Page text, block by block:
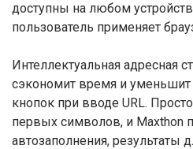
доступны на любом
пользователь применяет
Интеллектуальная адресная
сэкономит время и уменьшит
кнопок при вводе URL.
первых символов, и Maxthon
автозаполнения, результаты